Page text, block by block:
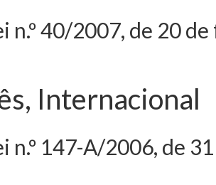
n.º 40/2007, de 20
acerca de
Internacional
n.º 147-A/2006, de
acerca de